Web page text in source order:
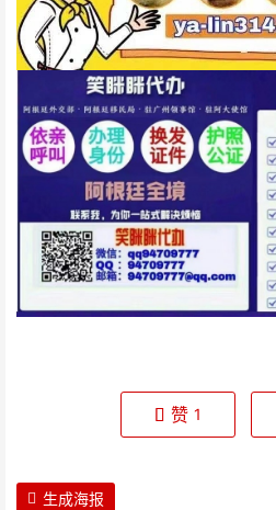
赞 1
生成海报